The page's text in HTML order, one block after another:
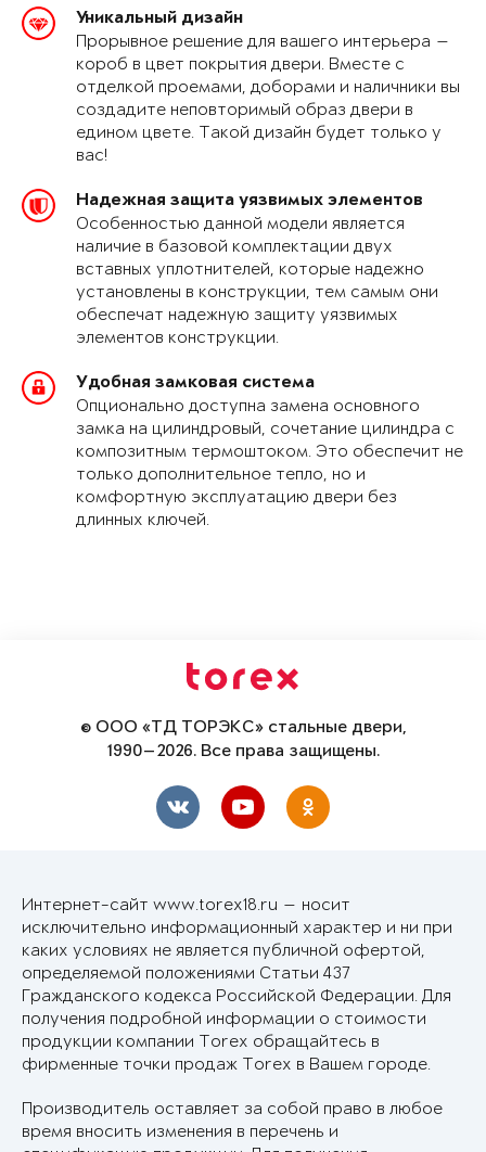
Уникальный дизайн
Прорывное решение для вашего интерьера —
короб в цвет покрытия двери. Вместе с
отделкой проемами, доборами и наличники вы
создадите неповторимый образ двери в
едином цвете. Такой дизайн будет только у
вас!
Надежная защита уязвимых элементов
Особенностью данной модели является
наличие в базовой комплектации двух
вставных уплотнителей, которые надежно
установлены в конструкции, тем самым они
обеспечат надежную защиту уязвимых
элементов конструкции.
Удобная замковая система
Опционально доступна замена основного
замка на цилиндровый, сочетание цилиндра с
композитным термоштоком. Это обеспечит не
только дополнительное тепло, но и
комфортную эксплуатацию двери без
длинных ключей.
© ООО «ТД ТОРЭКС» стальные двери,
1990—2026. Все права защищены.
Интернет-сайт www.torex18.ru — носит
исключительно информационный характер и ни при
каких условиях не является публичной офертой,
определяемой положениями Статьи 437
Гражданского кодекса Российской Федерации. Для
получения подробной информации о стоимости
продукции компании Torex обращайтесь в
фирменные точки продаж Torex в Вашем городе.
Производитель оставляет за собой право в любое
время вносить изменения в перечень и